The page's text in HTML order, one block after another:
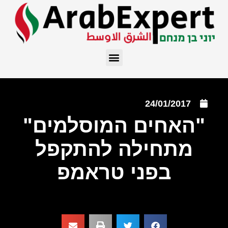
24/01/2017
"האחים המוסלמים"
מתחילה להתקפל
בפני טראמפ